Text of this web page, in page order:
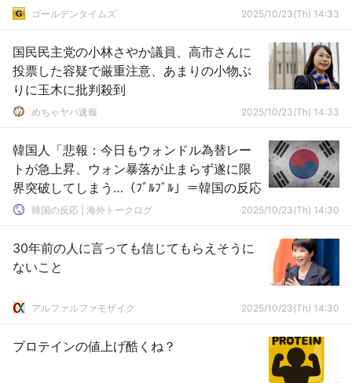
ゴールデンタイムズ 2025/10/23(Th) 14:33
国民民主党の小林さやか議員、高市さんに
投票した容疑で厳重注意、あまりの小物ぶ
りに玉木に批判殺到
めちゃヤバ速報 2025/10/23(Th) 14:33
韓国人「悲報：今日もウォンドル為替レー
トが急上昇、ウォン暴落が止まらず遂に限
界突破してしまう…（ﾌﾞﾙﾌﾞﾙ」＝韓国の反応
韓国の反応 | 海外トークログ 2025/10/23(Th) 14:30
30年前の人に言っても信じてもらえそうに
ないこと
アルファルファモザイク 2025/10/23(Th) 14:30
プロテインの値上げ酷くね？